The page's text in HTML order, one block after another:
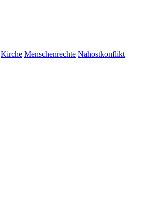
Kirche Menschenrechte Nahostkonflikt